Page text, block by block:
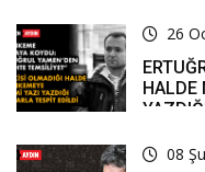
26
HALDE
08